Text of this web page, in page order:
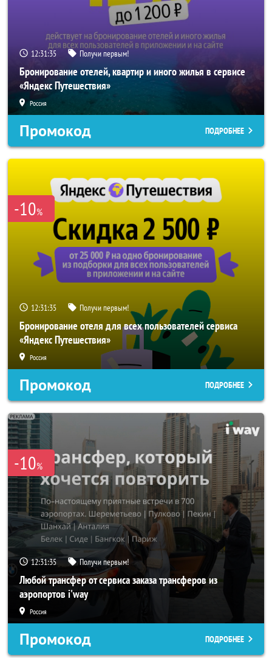
12:31:33 Получи первым!
Бронирование отелей, квартир и иного жилья в сервисе
«Яндекс Путешествия»
Россия
Промокод ПОДРОБНЕЕ
-10%
12:31:33 Получи первым!
Бронирование отеля для всех пользователей сервиса
«Яндекс Путешествия»
Россия
Промокод ПОДРОБНЕЕ
-10%
12:31:33 Получи первым!
Любой трансфер от сервиса заказа трансферов из
аэропортов i'way
Россия
Промокод ПОДРОБНЕЕ